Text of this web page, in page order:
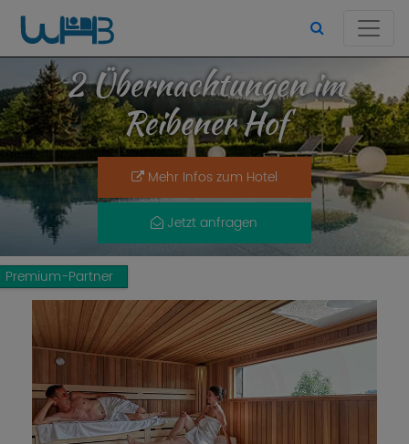
2 Übernachtungen im
Reibener Hof
Mehr Infos zum Hotel
Jetzt anfragen
Premium-Partner